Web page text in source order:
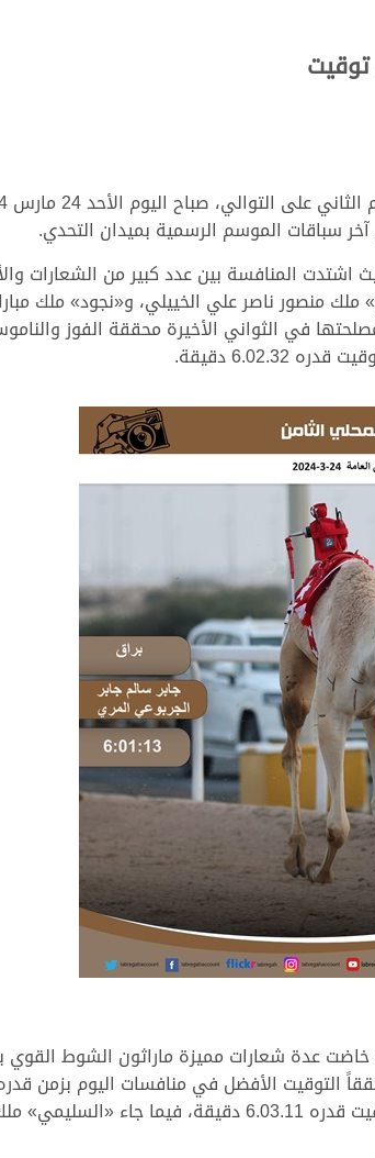
سباقات الموسم الرسمية بميدان التحدي.
المنافسة بين عدد كبير من الشعارات
ملك منصور ناصر علي الخييلي، و«نجود» ملك
دقيقة.
عدة شعارات مميزة ماراثون الشوط القوي
«إسعاف» ملك جبر جاسم ربيعة عيسى الكواري، الذي حل في المركز الثاني